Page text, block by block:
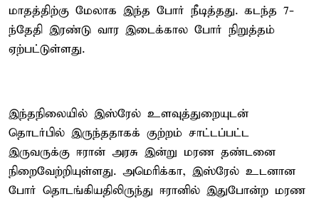
மாதத்திற்கு மேலாக இந்த போர் நீடித்தது. கடந்த 7-
ந்தேதி இரண்டு வார இடைக்கால போர் நிறுத்தம்
ஏற்பட்டுள்ளது.
இந்தநிலையில் இஸ்ரேல் உளவுத்துறையுடன்
தொடர்பில் இருந்ததாகக் குற்றம் சாட்டப்பட்ட
இருவருக்கு ஈரான் அரசு இன்று மரண தண்டனை
நிறைவேற்றியுள்ளது. அமெரிக்கா, இஸ்ரேல் உடனான
போர் தொடங்கியதிலிருந்து ஈரானில் இதுபோன்ற மரண